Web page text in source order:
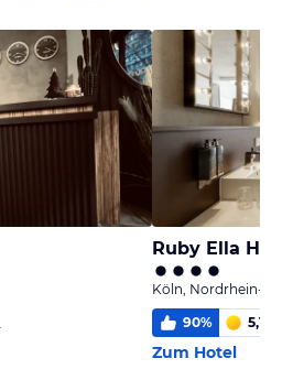
Ruby Ella
Köln, Nordrhein-
90% 5,1
Zum Hotel